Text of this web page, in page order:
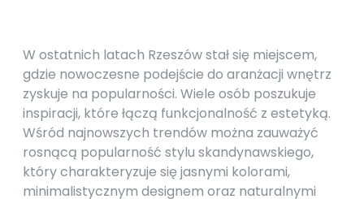
W ostatnich latach Rzeszów stał się miejscem,
gdzie nowoczesne podejście do aranżacji wnętrz
zyskuje na popularności. Wiele osób poszukuje
inspiracji, które łączą funkcjonalność z estetyką.
Wśród najnowszych trendów można zauważyć
rosnącą popularność stylu skandynawskiego,
który charakteryzuje się jasnymi kolorami,
minimalistycznym designem oraz naturalnymi